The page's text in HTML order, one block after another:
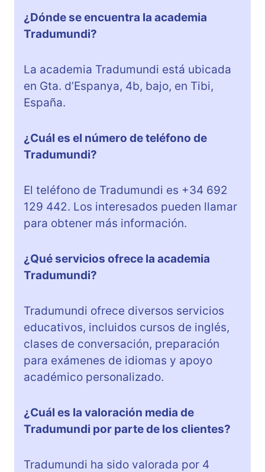
¿Dónde se encuentra la academia
Tradumundi?
La academia Tradumundi está ubicada
en Gta. d’Espanya, 4b, bajo, en Tibi,
España.
¿Cuál es el número de teléfono de
Tradumundi?
El teléfono de Tradumundi es +34 692
129 442. Los interesados pueden llamar
para obtener más información.
¿Qué servicios ofrece la academia
Tradumundi?
Tradumundi ofrece diversos servicios
educativos, incluidos cursos de inglés,
clases de conversación, preparación
para exámenes de idiomas y apoyo
académico personalizado.
¿Cuál es la valoración media de
Tradumundi por parte de los clientes?
Tradumundi ha sido valorada por 4